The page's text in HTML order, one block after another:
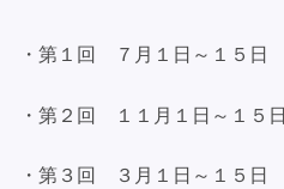
・第１回 ７月１日～１５日
・第２回 １１月１日～１５日
・第３回 ３月１日～１５日